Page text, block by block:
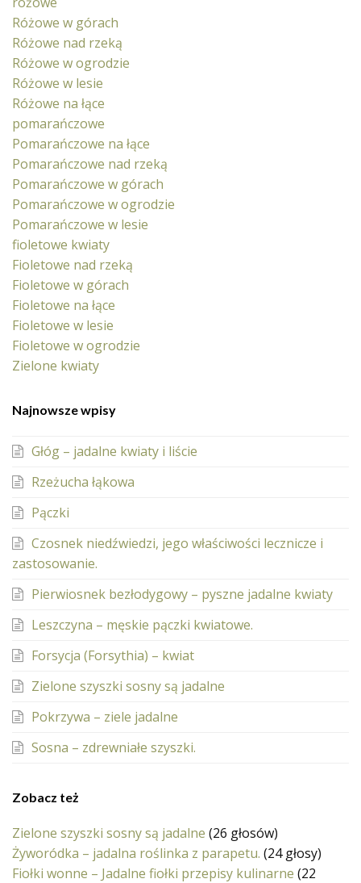
Różowe w górach
Różowe nad rzeką
Różowe w ogrodzie
Różowe w lesie
Różowe na łące
pomarańczowe
Pomarańczowe na łące
Pomarańczowe nad rzeką
Pomarańczowe w górach
Pomarańczowe w ogrodzie
Pomarańczowe w lesie
fioletowe kwiaty
Fioletowe nad rzeką
Fioletowe w górach
Fioletowe na łące
Fioletowe w lesie
Fioletowe w ogrodzie
Zielone kwiaty
Najnowsze wpisy
Głóg – jadalne kwiaty i liście
Rzeżucha łąkowa
Pączki
Czosnek niedźwiedzi, jego właściwości lecznicze i
zastosowanie.
Pierwiosnek bezłodygowy – pyszne jadalne kwiaty
Leszczyna – męskie pączki kwiatowe.
Forsycja (Forsythia) – kwiat
Zielone szyszki sosny są jadalne
Pokrzywa – ziele jadalne
Sosna – zdrewniałe szyszki.
Zobacz też
Zielone szyszki sosny są jadalne (26 głosów)
Żyworódka – jadalna roślinka z parapetu. (24 głosy)
Fiołki wonne – Jadalne fiołki przepisy kulinarne (22